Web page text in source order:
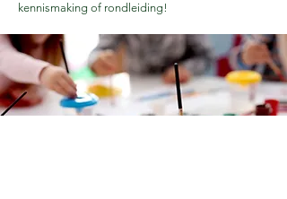
kennismaking of rondleiding!